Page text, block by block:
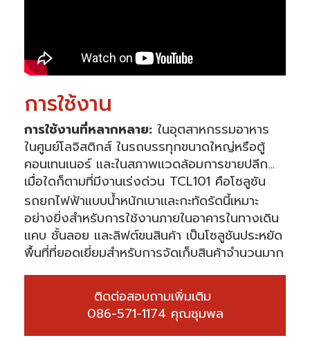
การใช้งาน
การใช้งานที่หลากหลาย: ในอุตสาหกรรมอาหาร
ในศูนย์โลจิสติกส์ ในรถบรรทุกขนาดใหญ่หรือตู้
คอนเทนเนอร์ และในสภาพแวดล้อมการขายปลีก…
เมื่อใดก็ตามที่มีงานเร่งด่วน TCL101 คือโซลูชัน
รถยกไฟฟ้าแบบน้ำหนักเบาและกะทัดรัดนี้เหมาะ
อย่างยิ่งสำหรับการใช้งานภายในอาคารในทางเดิน
แคบ ชั้นลอย และลิฟต์ขนสินค้า เป็นโซลูชันประหยัด
พื้นที่ที่ยอดเยี่ยมสำหรับการจัดเก็บสินค้าจำนวนมาก
ติดต่อสอบถามเพิ่มเติม
086-571-1174 คุณชุมพล